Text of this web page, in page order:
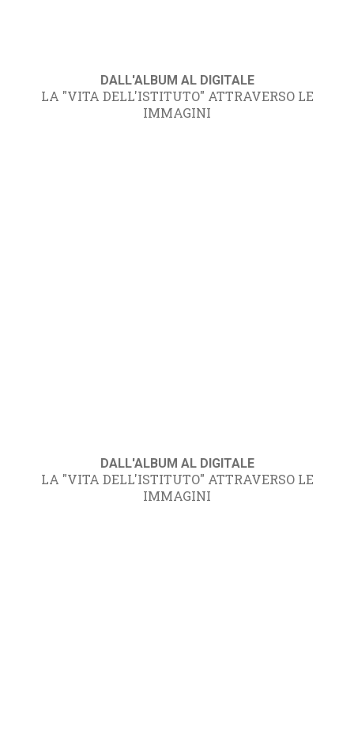
DALL'ALBUM AL DIGITALE
LA "VITA DELL'ISTITUTO" ATTRAVERSO LE
IMMAGINI
DALL'ALBUM AL DIGITALE
LA "VITA DELL'ISTITUTO" ATTRAVERSO LE
IMMAGINI